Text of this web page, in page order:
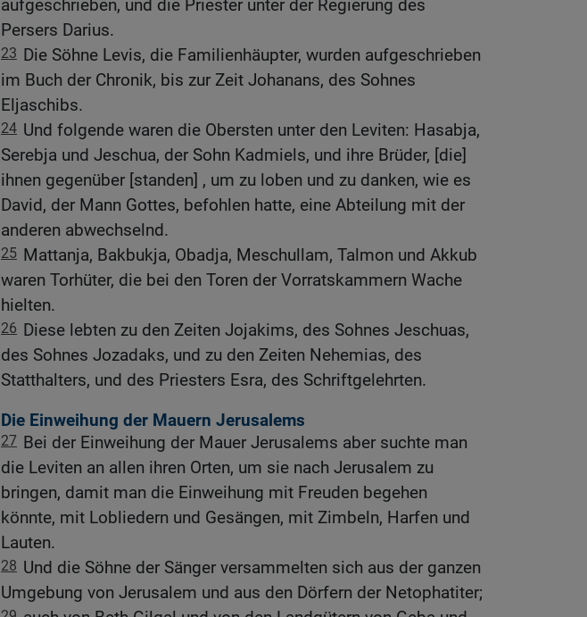
aufgeschrieben, und die Priester unter der Regierung des
Persers Darius.
23 Die Söhne Levis, die Familienhäupter, wurden aufgeschrieben
im Buch der Chronik, bis zur Zeit Johanans, des Sohnes
Eljaschibs.
24 Und folgende waren die Obersten unter den Leviten: Hasabja,
Serebja und Jeschua, der Sohn Kadmiels, und ihre Brüder, [die]
ihnen gegenüber [standen] , um zu loben und zu danken, wie es
David, der Mann Gottes, befohlen hatte, eine Abteilung mit der
anderen abwechselnd.
25 Mattanja, Bakbukja, Obadja, Meschullam, Talmon und Akkub
waren Torhüter, die bei den Toren der Vorratskammern Wache
hielten.
26 Diese lebten zu den Zeiten Jojakims, des Sohnes Jeschuas,
des Sohnes Jozadaks, und zu den Zeiten Nehemias, des
Statthalters, und des Priesters Esra, des Schriftgelehrten.
Die Einweihung der Mauern Jerusalems
27 Bei der Einweihung der Mauer Jerusalems aber suchte man
die Leviten an allen ihren Orten, um sie nach Jerusalem zu
bringen, damit man die Einweihung mit Freuden begehen
könnte, mit Lobliedern und Gesängen, mit Zimbeln, Harfen und
Lauten.
28 Und die Söhne der Sänger versammelten sich aus der ganzen
Umgebung von Jerusalem und aus den Dörfern der Netophatiter;